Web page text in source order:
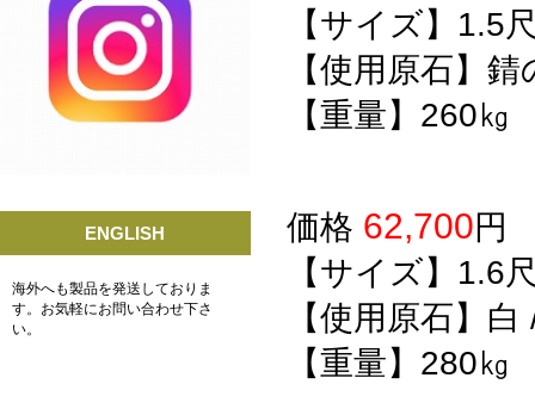
ENGLISH
海外へも製品を発送しておりま
す。お気軽にお問い合わせ下さ
い。
【サイズ】
【使用原石】錆
【重量】260㎏
価格 62,700
【サイズ】
【使用原石】白
【重量】280㎏